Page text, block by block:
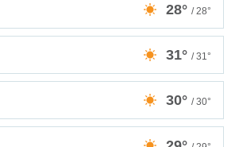
28° / 28°
31° / 31°
30° / 30°